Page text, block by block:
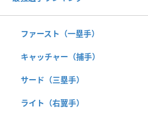
ファースト（一塁手）
キャッチャー（捕手）
サード（三塁手）
ライト（右翼手）